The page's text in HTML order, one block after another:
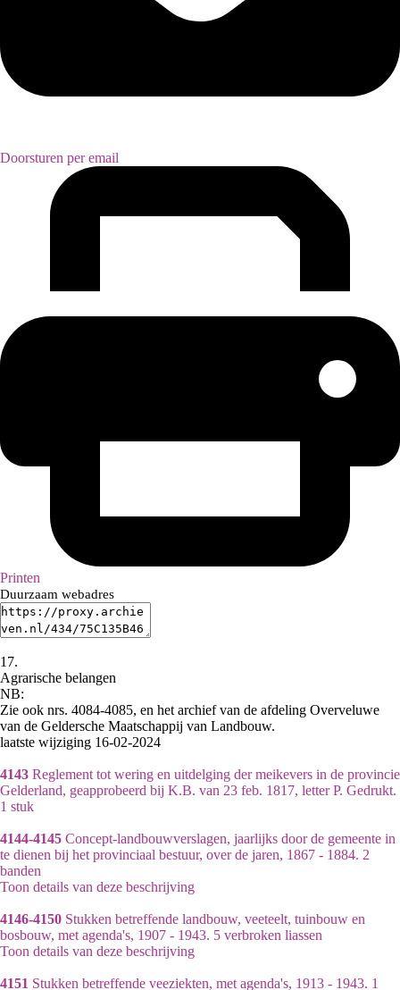
Doorsturen per email
Printen
Duurzaam webadres
17.
Agrarische belangen
NB:
Zie ook nrs. 4084-4085, en het archief van de afdeling Overveluwe
van de Geldersche Maatschappij van Landbouw.
laatste wijziging 16-02-2024
4143 Reglement tot wering en uitdelging der meikevers in de provincie
Gelderland, geapprobeerd bij K.B. van 23 feb. 1817, letter P. Gedrukt.
1 stuk
4144-4145 Concept-landbouwverslagen, jaarlijks door de gemeente in
te dienen bij het provinciaal bestuur, over de jaren, 1867 - 1884. 2
banden
Toon details van deze beschrijving
4146-4150 Stukken betreffende landbouw, veeteelt, tuinbouw en
bosbouw, met agenda's, 1907 - 1943. 5 verbroken liassen
Toon details van deze beschrijving
4151 Stukken betreffende veeziekten, met agenda's, 1913 - 1943. 1